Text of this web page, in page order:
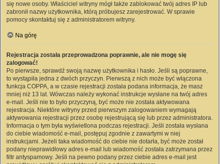
się nowe osoby. Właściciel witryny mógł także zablokować twój adres IP lub
zabronił nazwy użytkownika, którą próbujesz zarejestrować. W sprawie
pomocy skontaktuj się z administratorem witryny.
Na górę
Rejestracja została przeprowadzona poprawnie, ale nie mogę się
zalogować!
Po pierwsze, sprawdź swoją nazwę użytkownika i hasło. Jeśli są poprawne,
to wystąpiła jedna z dwóch przyczyn. Pierwszą z nich może być włączona
funkcja COPPA, a w czasie rejestracji została podana informacja, że masz
mniej niż 13 lat. Wówczas należy wykonać instrukcje wysłane na twój adres
e-mail. Jeśli nie to było przyczyną, być może nie została aktywowana
rejestracja. Niektóre witryny przed pierwszym zalogowaniem wymagają
aktywowania rejestracji przez osobę rejestrującą się lub przez administratora.
Informacja o tym była wyświetlona podczas rejestracji. Jeśli została wysłana
do ciebie wiadomość e-mail, postępuj zgodnie z zawartymi w niej
instrukcjami. Jeżeli taka wiadomość do ciebie nie dotarła, być może został
podany nieprawidłowy adres e-mail lub wiadomość została zatrzymana przez
filtr antyspamowy. Jeśli na pewno podany przez ciebie adres e-mail jest